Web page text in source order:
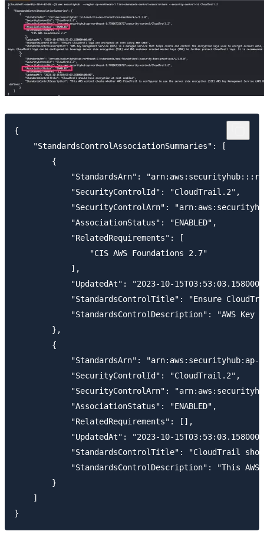
{
    "StandardsControlAssociationSummaries": [
        {
"StandardsArn":
            "SecurityControlId": "CloudTrail.2",
"SecurityControlArn":
            "AssociationStatus": "ENABLED",
            "RelatedRequirements": [
                "CIS AWS Foundations 2.7"
            ],
"UpdatedAt": "2023-10-
"StandardsControlTitle": "Ensure
"StandardsControlDescription": "AWS Key
        },
        {
"StandardsArn":
            "SecurityControlId": "CloudTrail.2",
"SecurityControlArn":
            "AssociationStatus": "ENABLED",
            "RelatedRequirements": [],
"UpdatedAt": "2023-10-
"StandardsControlTitle": "CloudTrail
"StandardsControlDescription": "This
        }
    ]